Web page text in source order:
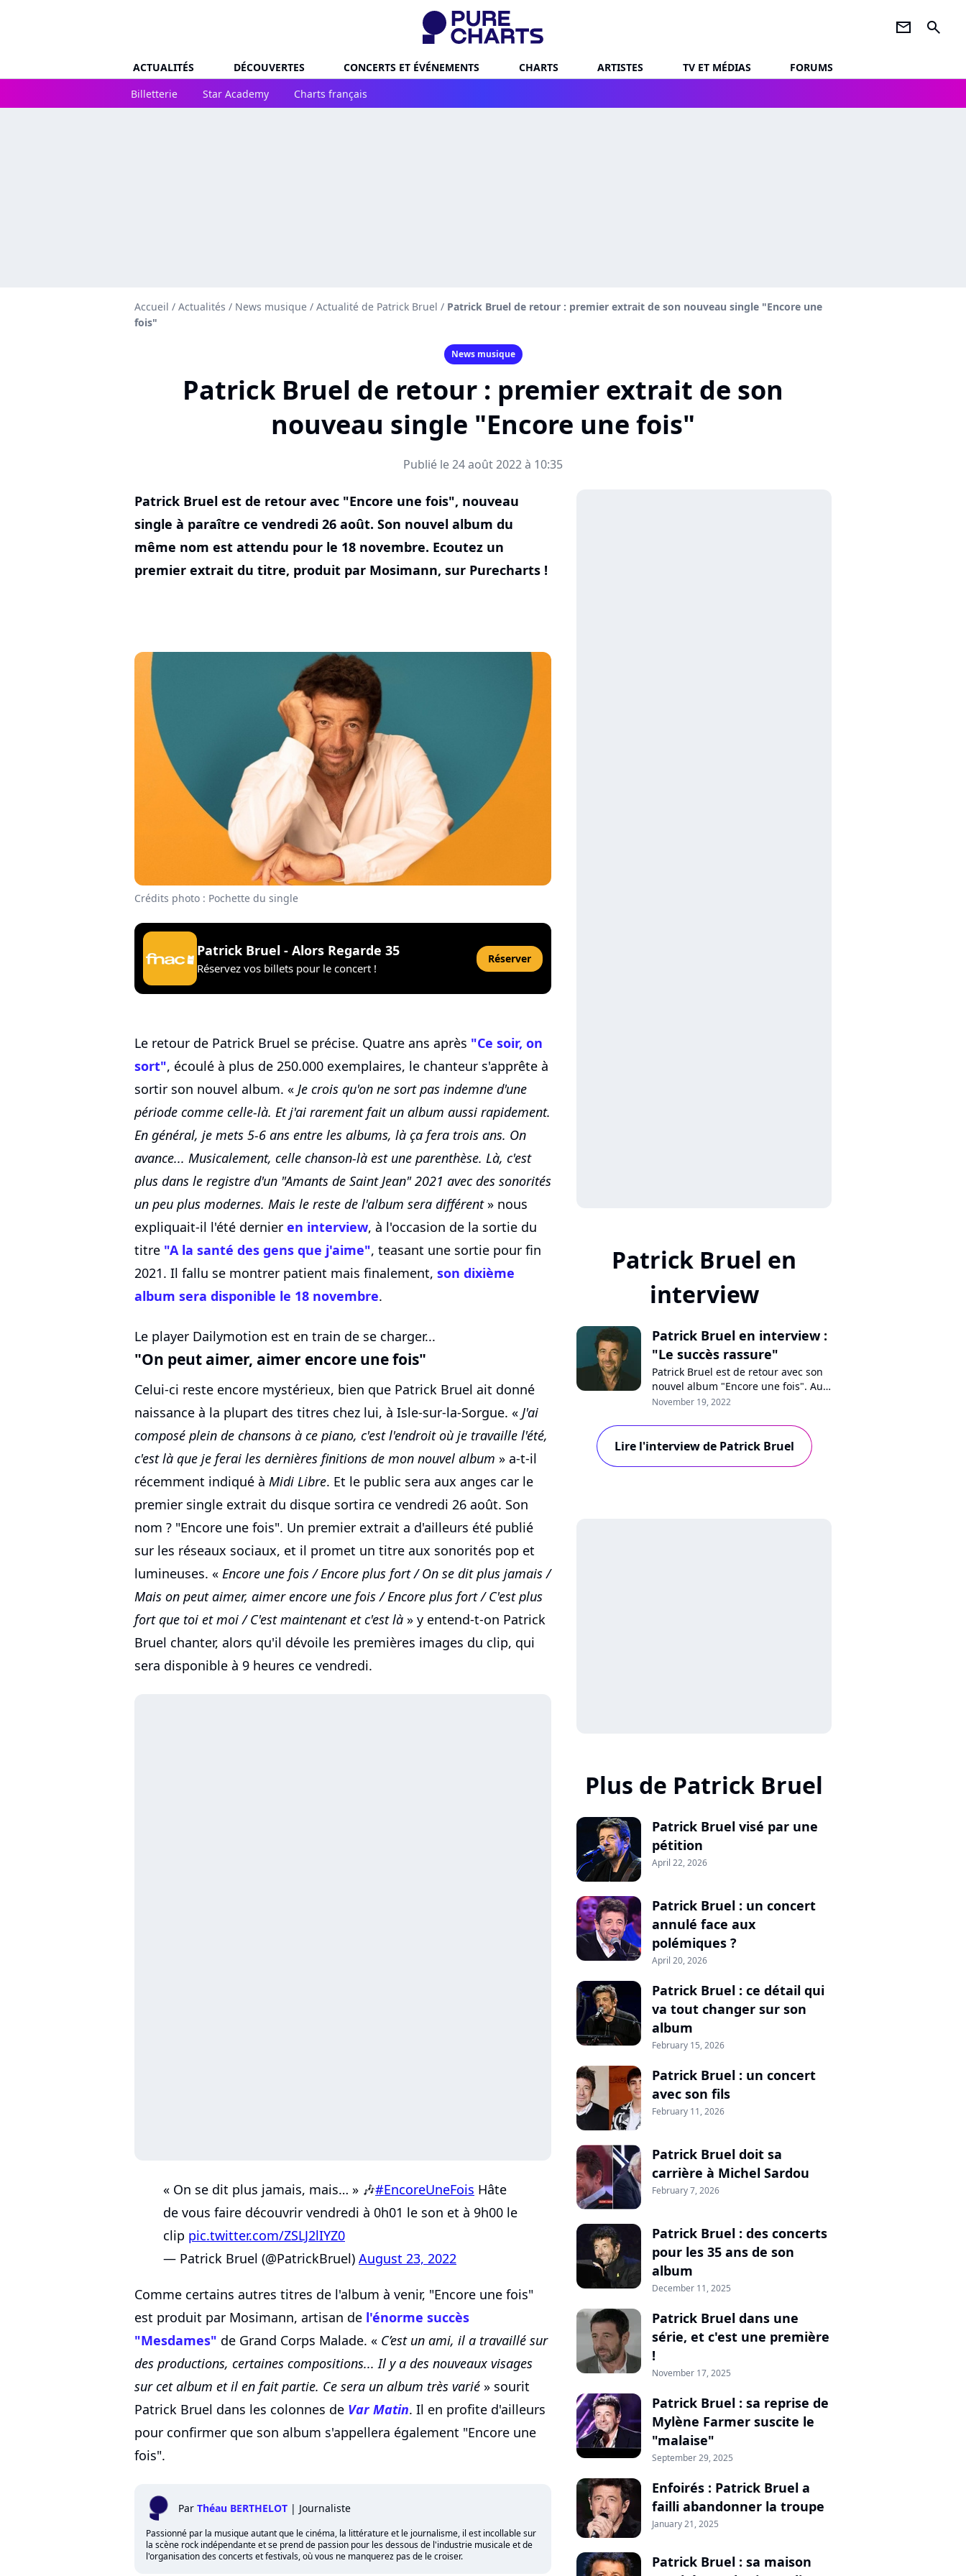
newsletter search
ACTUALITÉS DÉCOUVERTES CONCERTS ET ÉVÉNEMENTS CHARTS ARTISTES TV ET MÉDIAS
FORUMS
Billetterie
Star Academy Charts français
Accueil / Actualités / News musique / Actualité de Patrick Bruel / Patrick Bruel de retour : premier extrait de son nouveau single "Encore une
fois"
News musique
Patrick Bruel de retour : premier extrait de son
nouveau single "Encore une fois"
Publié le 24 août 2022 à 10:35
Patrick Bruel est de retour avec "Encore une fois", nouveau
single à paraître ce vendredi 26 août. Son nouvel album du
même nom est attendu pour le 18 novembre. Ecoutez un
premier extrait du titre, produit par Mosimann, sur Purecharts !
Crédits photo : Pochette du single
Patrick Bruel - Alors Regarde 35
Réservez vos billets pour le concert !
Réserver
Le retour de Patrick Bruel se précise. Quatre ans après "Ce soir, on
sort", écoulé à plus de 250.000 exemplaires, le chanteur s'apprête à
sortir son nouvel album. « Je crois qu'on ne sort pas indemne d'une
période comme celle-là. Et j'ai rarement fait un album aussi rapidement.
En général, je mets 5-6 ans entre les albums, là ça fera trois ans. On
avance... Musicalement, celle chanson-là est une parenthèse. Là, c'est
plus dans le registre d'un "Amants de Saint Jean" 2021 avec des sonorités
un peu plus modernes. Mais le reste de l'album sera différent» nous
expliquait-il l'été dernier en interview, à l'occasion de la sortie du
titre "A la santé des gens que j'aime", teasant une sortie pour fin
2021. Il fallu se montrer patient mais finalement, son dixième
album sera disponible le 18 novembre.
Le player Dailymotion est en train de se charger...
"On peut aimer, aimer encore une fois"
Celui-ci reste encore mystérieux, bien que Patrick Bruel ait donné
naissance à la plupart des titres chez lui, à Isle-sur-la-Sorgue. « J'ai
composé plein de chansons à ce piano, c'est l'endroit où je travaille l'été,
c'est là que je ferai les dernières finitions de mon nouvel album » a-t-il
récemment indiqué à Midi Libre. Et le public sera aux anges car le
premier single extrait du disque sortira ce vendredi 26 août. Son
nom ? "Encore une fois". Un premier extrait a d'ailleurs été publié
sur les réseaux sociaux, et il promet un titre aux sonorités pop et
lumineuses. « Encore une fois / Encore plus fort / On se dit plus jamais /
Mais on peut aimer, aimer encore une fois / Encore plus fort / C'est plus
fort que toi et moi / C'est maintenant et c'est là » y entend-t-on Patrick
Bruel chanter, alors qu'il dévoile les premières images du clip, qui
sera disponible à 9 heures ce vendredi.
« On se dit plus jamais, mais… » 🎶#EncoreUneFois Hâte
de vous faire découvrir vendredi à 0h01 le son et à 9h00 le
clip pic.twitter.com/ZSLJ2lIYZ0
— Patrick Bruel (@PatrickBruel) August 23, 2022
Comme certains autres titres de l'album à venir, "Encore une fois"
est produit par Mosimann, artisan de l'énorme succès
"Mesdames" de Grand Corps Malade. « C’est un ami, il a travaillé sur
des productions, certaines compositions... Il y a des nouveaux visages
sur cet album et il en fait partie. Ce sera un album très varié » sourit
Patrick Bruel dans les colonnes de Var Matin. Il en profite d'ailleurs
pour confirmer que son album s'appellera également "Encore une
fois".
Par Théau BERTHELOT | Journaliste
Passionné par la musique autant que le cinéma, la littérature et le journalisme, il est incollable sur
la scène rock indépendante et se prend de passion pour les dessous de l'industrie musicale et de
l'organisation des concerts et festivals, où vous ne manquerez pas de le croiser.
Patrick Bruel en
interview
Patrick Bruel en interview :
"Le succès rassure"
Patrick Bruel est de retour avec son
nouvel album "Encore une fois". Au
micro de Purecharts, l'artiste se
personnelles et sociales, sa
collaboration avec Hoshi ou
Mosimann et son rapport au succès.
November 19, 2022
Lire l'interview de Patrick Bruel
Plus de Patrick Bruel
Patrick Bruel visé par une
pétition
April 22, 2026
Patrick Bruel : un concert
annulé face aux
polémiques ?
April 20, 2026
Patrick Bruel : ce détail qui
va tout changer sur son
album
February 15, 2026
Patrick Bruel : un concert
avec son fils
February 11, 2026
Patrick Bruel doit sa
carrière à Michel Sardou
February 7, 2026
Patrick Bruel : des concerts
pour les 35 ans de son
album
December 11, 2025
Patrick Bruel dans une
série, et c'est une première
!
November 17, 2025
Patrick Bruel : sa reprise de
Mylène Farmer suscite le
"malaise"
September 29, 2025
Enfoirés : Patrick Bruel a
failli abandonner la troupe
January 21, 2025
Patrick Bruel : sa maison